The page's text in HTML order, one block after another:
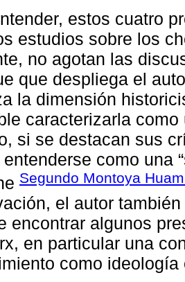
estos cuatro
estudios sobre los
no agotan las
que despliega el
la dimensión
caracterizarla como
si se destacan sus
como una
Segundo Montoya
el autor
encontrar algunos
en particular una
como ideología